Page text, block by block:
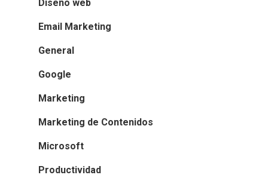
Diseño web
Email Marketing
General
Google
Marketing
Marketing de Contenidos
Microsoft
Productividad